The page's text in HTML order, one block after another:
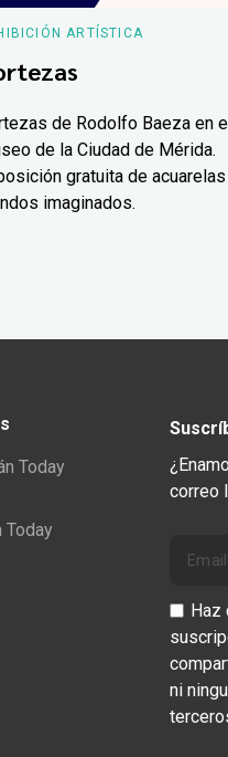
ARTÍSTICA
de Rodolfo Baeza en
de la Ciudad de Mérida.
gratuita de
imaginados.
Today
Today
correo
Haz
ni